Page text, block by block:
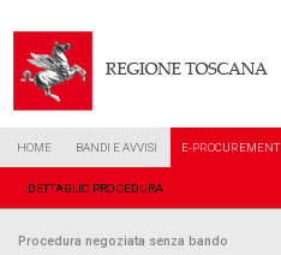
HOME BANDI E AVVISI E-PROCUREMENT
DETTAGLIO PROCEDURA
Procedura negoziata senza bando